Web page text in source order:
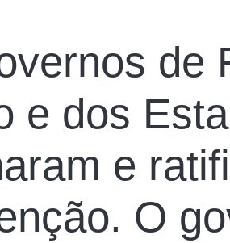
de
e dos
e
O